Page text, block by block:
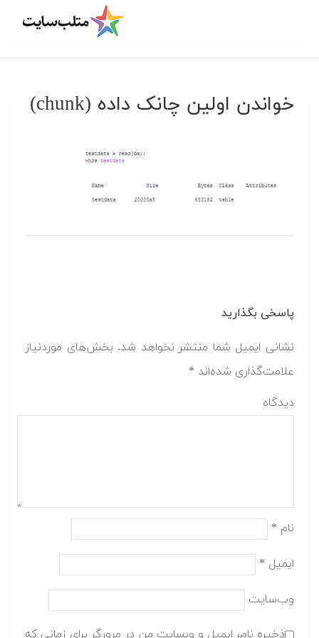
خواندن اولین چانک داده (chunk)
پاسخی بگذارید
نشانی ایمیل شما منتشر نخواهد شد. بخش‌های موردنیاز
علامت‌گذاری شده‌اند *
دیدگاه
نام *
ایمیل *
وب‌سایت
ذخیره نام، ایمیل و وبسایت من در مرورگر برای زمانی که